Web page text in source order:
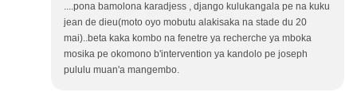
....pona bamolona karadjess , django kulukangala pe na kuku
jean de dieu(moto oyo mobutu alakisaka na stade du 20
mai)..beta kaka kombo na fenetre ya recherche ya mboka
mosika pe okomono b'intervention ya kandolo pe joseph
pululu muan'a mangembo.